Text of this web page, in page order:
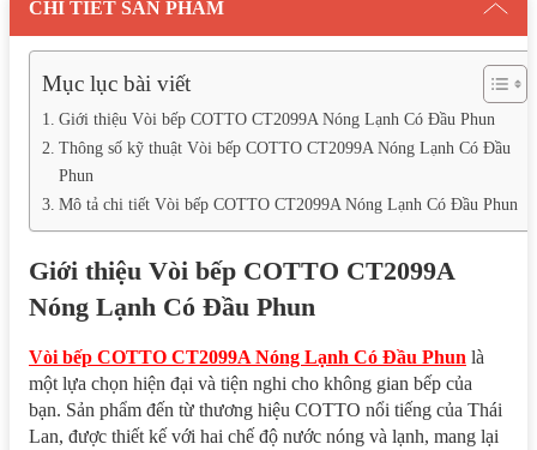
CHI TIẾT SẢN PHẨM
Mục lục bài viết
Giới thiệu Vòi bếp COTTO CT2099A Nóng Lạnh Có Đầu Phun
Thông số kỹ thuật Vòi bếp COTTO CT2099A Nóng Lạnh Có Đầu
Phun
Mô tả chi tiết Vòi bếp COTTO CT2099A Nóng Lạnh Có Đầu Phun
Giới thiệu Vòi bếp COTTO CT2099A
Nóng Lạnh Có Đầu Phun
Vòi bếp COTTO CT2099A Nóng Lạnh Có Đầu Phun là
một lựa chọn hiện đại và tiện nghi cho không gian bếp của
bạn. Sản phẩm đến từ thương hiệu COTTO nổi tiếng của Thái
Lan, được thiết kế với hai chế độ nước nóng và lạnh, mang lại